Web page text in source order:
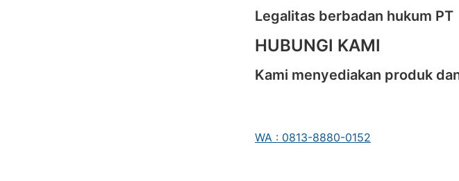
Legalitas berbadan hukum PT
HUBUNGI KAMI
Kami menyediakan produk
WA : 0813-8880-0152